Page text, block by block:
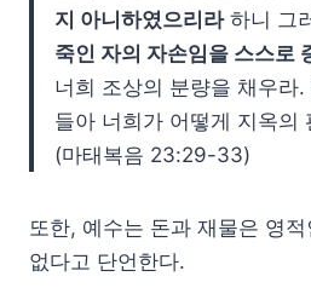
지 아니하였으리라하니 그
죽인 자의 자손임을 스스로
너희 조상의 분량을 채우라
들아 너희가 어떻게 지옥의
(마태복음 23:29-33)
또한, 예수는 돈과 재물은 영
없다고 단언한다.